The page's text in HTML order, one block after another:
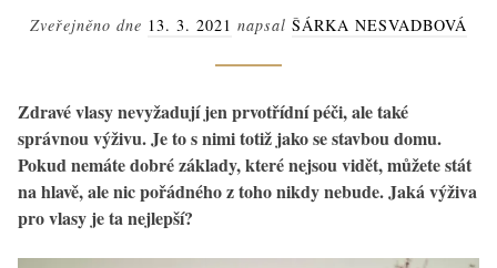
Zveřejněno dne 13. 3. 2021 napsal ŠÁRKA NESVADBOVÁ
Zdravé vlasy nevyžadují jen prvotřídní péči, ale také
správnou výživu. Je to s nimi totiž jako se stavbou domu.
Pokud nemáte dobré základy, které nejsou vidět, můžete stát
na hlavě, ale nic pořádného z toho nikdy nebude. Jaká výživa
pro vlasy je ta nejlepší?